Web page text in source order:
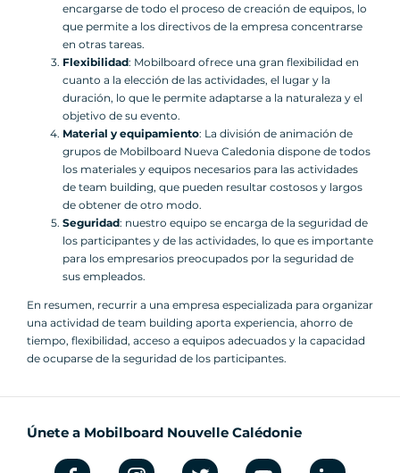
encargarse de todo el proceso de creación de equipos, lo
que permite a los directivos de la empresa concentrarse
en otras tareas.
Flexibilidad: Mobilboard ofrece una gran flexibilidad en
cuanto a la elección de las actividades, el lugar y la
duración, lo que le permite adaptarse a la naturaleza y el
objetivo de su evento.
Material y equipamiento: La división de animación de
grupos de Mobilboard Nueva Caledonia dispone de todos
los materiales y equipos necesarios para las actividades
de team building, que pueden resultar costosos y largos
de obtener de otro modo.
Seguridad: nuestro equipo se encarga de la seguridad de
los participantes y de las actividades, lo que es importante
para los empresarios preocupados por la seguridad de
sus empleados.
En resumen, recurrir a una empresa especializada para organizar
una actividad de team building aporta experiencia, ahorro de
tiempo, flexibilidad, acceso a equipos adecuados y la capacidad
de ocuparse de la seguridad de los participantes.
Únete a Mobilboard Nouvelle Calédonie